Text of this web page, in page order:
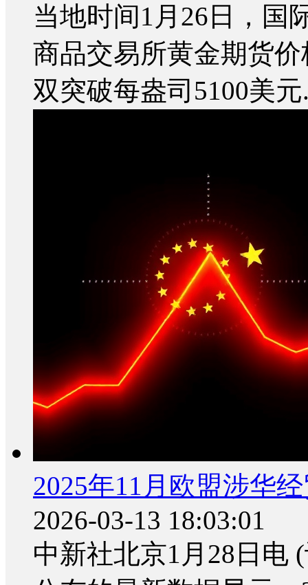
当地时间1月26日，国
商品交易所黄金期货
双突破每盎司5100美元
2025年11月欧盟涉华
2026-03-13 18:03:01
中新社北京1月28日电